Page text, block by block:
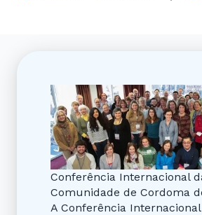
Conferência Internacional
Comunidade de Cordoma
A Conferência